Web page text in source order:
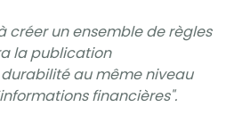
créer un ensemble de règles
la publication
au même niveau
financières".